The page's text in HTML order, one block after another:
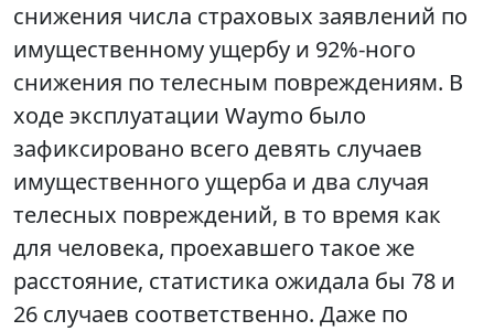
снижения числа страховых заявлений по
имущественному ущербу и 92%-ного
снижения по телесным повреждениям. В
ходе эксплуатации Waymo было
зафиксировано всего девять случаев
имущественного ущерба и два случая
телесных повреждений, в то время как
для человека, проехавшего такое же
расстояние, статистика ожидала бы 78 и
26 случаев соответственно. Даже по